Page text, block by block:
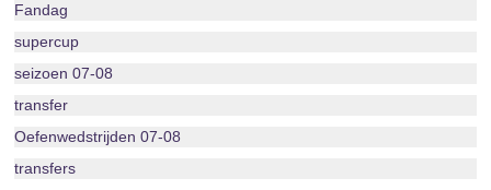
Fandag
supercup
seizoen 07-08
transfer
Oefenwedstrijden 07-08
transfers